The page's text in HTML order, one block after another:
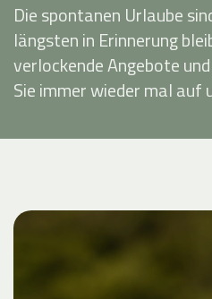
Die spontanen Urlaube
längsten in Erinnerung
verlockende Angebote und
Sie immer wieder mal auf